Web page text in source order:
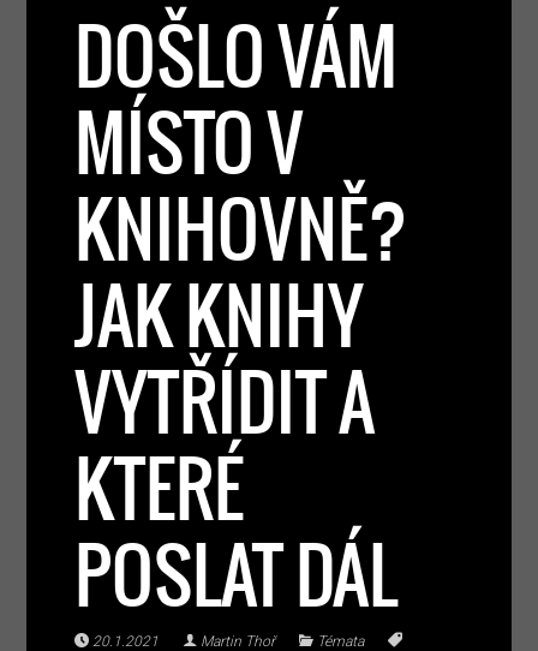
DOŠLO VÁM
MÍSTO V
KNIHOVNĚ?
JAK KNIHY
VYTŘÍDIT A
KTERÉ
POSLAT DÁL
20.1.2021 Martin Thoř
Témata